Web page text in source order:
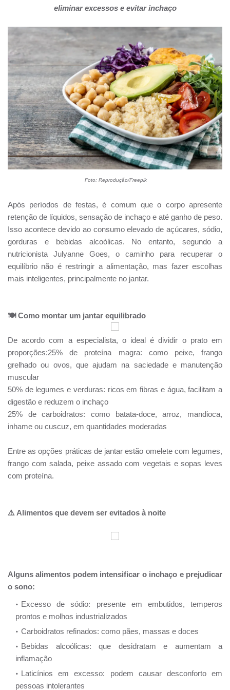
eliminar excessos e evitar inchaço
Foto: Reprodução/Freepik
Após períodos de festas, é comum que o corpo apresente
retenção de líquidos, sensação de inchaço e até ganho de peso.
Isso acontece devido ao consumo elevado de açúcares, sódio,
gorduras e bebidas alcoólicas. No entanto, segundo a
nutricionista Julyanne Goes, o caminho para recuperar o
equilíbrio não é restringir a alimentação, mas fazer escolhas
mais inteligentes, principalmente no jantar.
🍽️ Como montar um jantar equilibrado
De acordo com a especialista, o ideal é dividir o prato em
proporções:25% de proteína magra: como peixe, frango
grelhado ou ovos, que ajudam na saciedade e manutenção
muscular
50% de legumes e verduras: ricos em fibras e água, facilitam a
digestão e reduzem o inchaço
25% de carboidratos: como batata-doce, arroz, mandioca,
inhame ou cuscuz, em quantidades moderadas
Entre as opções práticas de jantar estão omelete com legumes,
frango com salada, peixe assado com vegetais e sopas leves
com proteína.
⚠️ Alimentos que devem ser evitados à noite
Alguns alimentos podem intensificar o inchaço e prejudicar
o sono:
Excesso de sódio: presente em embutidos, temperos
prontos e molhos industrializados
Carboidratos refinados: como pães, massas e doces
Bebidas alcoólicas: que desidratam e aumentam a
inflamação
Laticínios em excesso: podem causar desconforto em
pessoas intolerantes